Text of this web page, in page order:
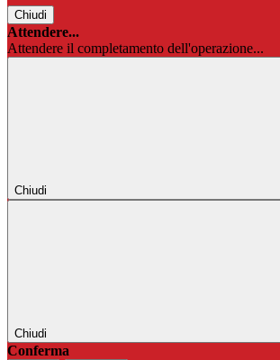
Chiudi
Attendere...
Attendere il completamento dell'operazione...
Chiudi
Chiudi
Conferma